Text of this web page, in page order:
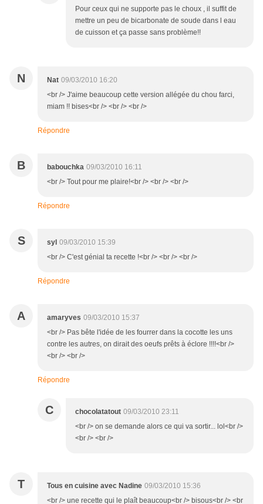
Pour ceux qui ne supporte pas le choux , il suffit de
mettre un peu de bicarbonate de soude dans l eau
de cuisson et ça passe sans problème!!
N Nat 09/03/2010 16:20
<br /> J'aime beaucoup cette version allégée du chou farci,
miam !! bises<br /> <br /> <br />
Répondre
B babouchka 09/03/2010 16:11
<br /> Tout pour me plaire!<br /> <br /> <br />
Répondre
S syl 09/03/2010 15:39
<br /> C'est génial ta recette !<br /> <br /> <br />
Répondre
A amaryves 09/03/2010 15:37
<br /> Pas bête l'idée de les fourrer dans la cocotte les uns
contre les autres, on dirait des oeufs prêts à éclore !!!!<br />
<br /> <br />
Répondre
C chocolatatout 09/03/2010 23:11
<br /> on se demande alors ce qui va sortir... lol<br />
<br /> <br />
T Tous en cuisine avec Nadine 09/03/2010 15:36
<br /> une recette qui le plaît beaucoup<br /> bisous<br /> <br